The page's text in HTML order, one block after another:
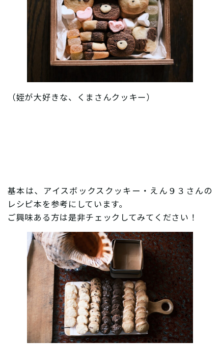
（姪が大好きな、くまさんクッキー）
基本は、アイスボックスクッキー・えん９３さんの
レシピ本を参考にしています。
ご興味ある方は是非チェックしてみてください！